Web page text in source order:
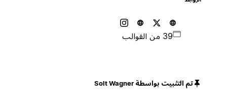
تم التثبيت بواسطة Solt Wagner